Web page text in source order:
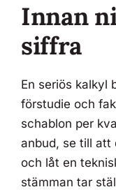
Innan
siffra
En seriös kalkyl
förstudie och
schablon per
anbud, se till att
och låt en
stämman tar